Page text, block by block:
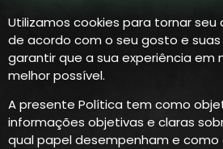
Utilizamos cookies para tornar seu
de acordo com o seu gosto e suas
garantir que a sua experiência em
melhor possível.
A presente Política tem como
informações objetivas e claras
qual papel desempenham e como